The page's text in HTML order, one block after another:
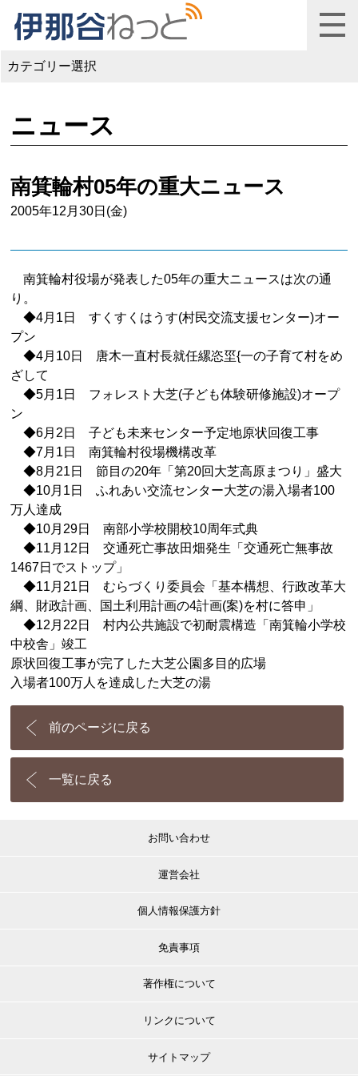
カテゴリー選択
ニュース
南箕輪村05年の重大ニュース
2005年12月30日(金)
南箕輪村役場が発表した05年の重大ニュースは次の通
り。
◆4月1日 すくすくはうす(村民交流支援センター)オー
プン
◆4月10日 唐木一直村長就任縲恣坙{一の子育て村をめ
ざして
◆5月1日 フォレスト大芝(子ども体験研修施設)オープ
ン
◆6月2日 子ども未来センター予定地原状回復工事
◆7月1日 南箕輪村役場機構改革
◆8月21日 節目の20年「第20回大芝高原まつり」盛大
◆10月1日 ふれあい交流センター大芝の湯入場者100
万人達成
◆10月29日 南部小学校開校10周年式典
◆11月12日 交通死亡事故田畑発生「交通死亡無事故
1467日でストップ」
◆11月21日 むらづくり委員会「基本構想、行政改革大
綱、財政計画、国土利用計画の4計画(案)を村に答申」
◆12月22日 村内公共施設で初耐震構造「南箕輪小学校
中校舎」竣工
原状回復工事が完了した大芝公園多目的広場
入場者100万人を達成した大芝の湯
前のページに戻る
一覧に戻る
お問い合わせ
運営会社
個人情報保護方針
免責事項
著作権について
リンクについて
サイトマップ